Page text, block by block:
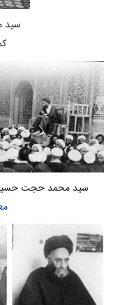
سید
سید محمد حجت